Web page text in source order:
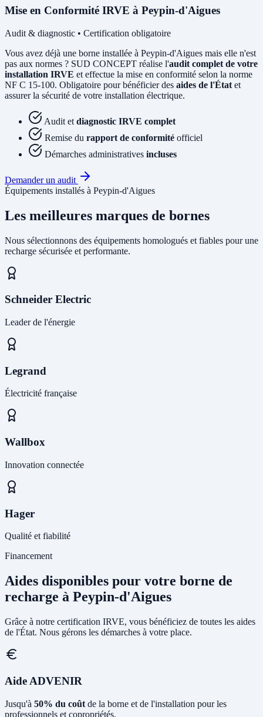
Mise en Conformité IRVE à Peypin-d'Aigues
Audit & diagnostic • Certification obligatoire
Vous avez déjà une borne installée à Peypin-d'Aigues mais elle n'est
pas aux normes ? SUD CONCEPT réalise l'audit complet de votre
installation IRVE et effectue la mise en conformité selon la norme
NF C 15-100. Obligatoire pour bénéficier des aides de l'État et
assurer la sécurité de votre installation électrique.
Audit et diagnostic IRVE complet
Remise du rapport de conformité officiel
Démarches administratives incluses
Demander un audit
Équipements installés à Peypin-d'Aigues
Les meilleures marques de bornes
Nous sélectionnons des équipements homologués et fiables pour une
recharge sécurisée et performante.
Schneider Electric
Leader de l'énergie
Legrand
Électricité française
Wallbox
Innovation connectée
Hager
Qualité et fiabilité
Financement
Aides disponibles pour votre borne de
recharge à Peypin-d'Aigues
Grâce à notre certification IRVE, vous bénéficiez de toutes les aides
de l'État. Nous gérons les démarches à votre place.
Aide ADVENIR
Jusqu'à 50% du coût de la borne et de l'installation pour les
professionnels et copropriétés.